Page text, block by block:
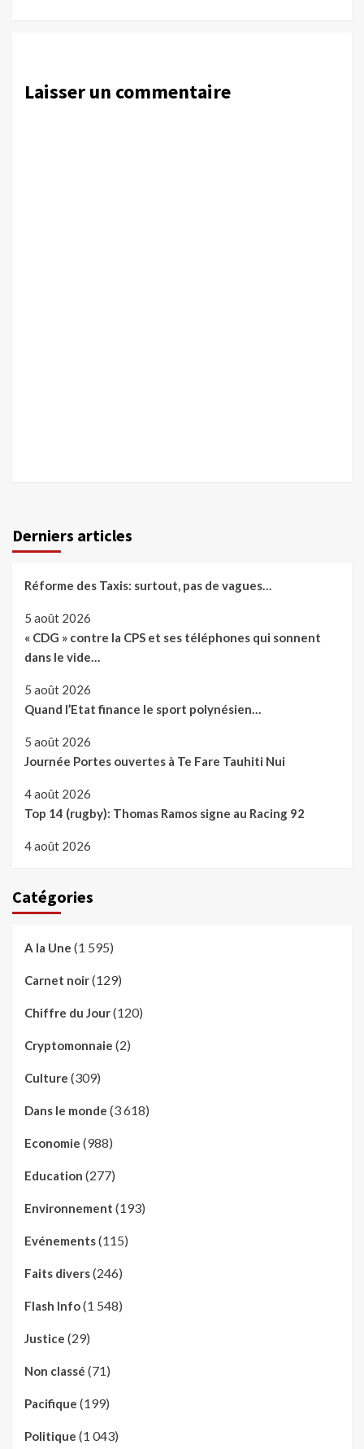
Laisser un commentaire
Derniers articles
Réforme des Taxis: surtout, pas de vagues…
5 août 2026
« CDG » contre la CPS et ses téléphones qui sonnent
dans le vide…
5 août 2026
Quand l’Etat finance le sport polynésien…
5 août 2026
Journée Portes ouvertes à Te Fare Tauhiti Nui
4 août 2026
Top 14 (rugby): Thomas Ramos signe au Racing 92
4 août 2026
Catégories
A la Une (1 595)
Carnet noir(129)
Chiffre du Jour(120)
Cryptomonnaie (2)
Culture (309)
Dans le monde (3 618)
Economie (988)
Education (277)
Environnement (193)
Evénements(115)
Faits divers(246)
Flash Info(1 548)
Justice (29)
Non classé (71)
Pacifique (199)
Politique (1 043)